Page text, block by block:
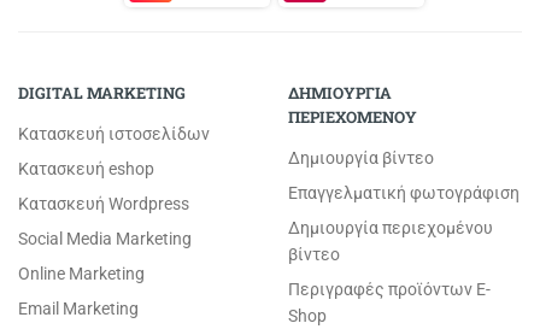
DIGITAL MARKETING
Κατασκευή ιστοσελίδων
Κατασκευή eshop
Κατασκευή Wordpress
Social Media Marketing
Online Marketing
Email Marketing
ΔΗΜΙΟΥΡΓΙΑ
ΠΕΡΙΕΧΟΜΕΝΟΥ
Δημιουργία βίντεο
Επαγγελματική φωτογράφιση
Δημιουργία περιεχομένου
βίντεο
Περιγραφές προϊόντων E-
Shop